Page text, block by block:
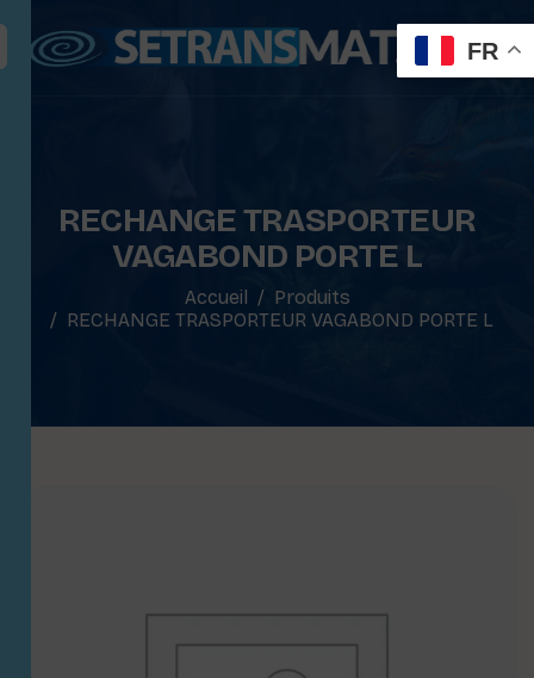
RECHANGE TRASPORTEUR
VAGABOND PORTE L
Accueil
Produits
RECHANGE TRASPORTEUR VAGABOND PORTE L
FR